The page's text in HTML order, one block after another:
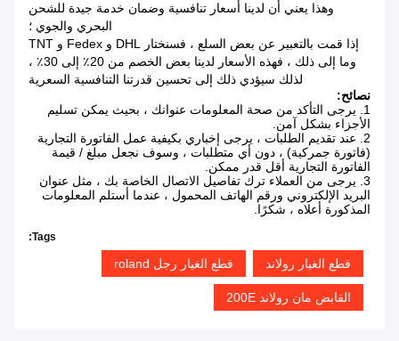
وهذا يعني أن لدينا أسعار تنافسية وضمان خدمة جيدة للشحن
البحري والجوي ؛
إذا قمت بالتعبير عن بعض السلع ، فسنختار DHL و Fedex و TNT
وما إلى ذلك ، فهذه الأسعار لدينا بعض الخصم من 20٪ إلى 30٪ ،
لذلك سيؤدي ذلك إلى تحسين قدرتنا التنافسية السعرية
نصائح:
1. يرجى التأكد من صحة المعلومات عنوانك ، بحيث يمكن تسليم
الأجزاء بشكل آمن.
2. عند تقديم الطلبات ، يرجى إخباري بكيفية عمل الفاتورة التجارية
(فاتورة جمركية) ، دون أي متطلبات ، وسوف نجعل مبلغ / قيمة
الفاتورة التجارية أقل قدر ممكن.
3. يرجى من العملاء ترك تفاصيل الاتصال الخاصة بك ، مثل عنوان
البريد الإلكتروني ورقم الهاتف المحمول ، عندما أستلم المعلومات
المذكورة أعلاه ، شكرًا.
Tags:
قطع الغيار رولاند قطع الغيار رجل roland
القابض مان رولاند 200E